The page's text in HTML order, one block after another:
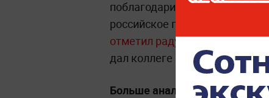
поблагодарил президента
российское гостеприимство.
отметил радушный приём,
дал коллеге
важной
Больше аналитики о